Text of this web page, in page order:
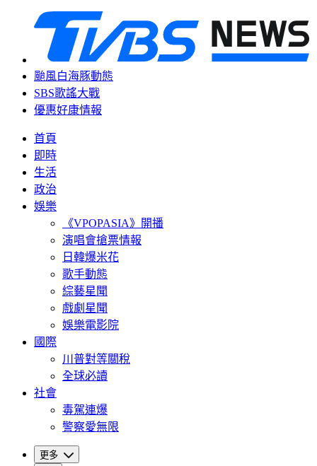
颱風白海豚動態
SBS歌謠大戰
優惠好康情報
首頁
即時
生活
政治
娛樂
《VPOPASIA》開播
演唱會搶票情報
日韓爆米花
歌手動態
綜藝星聞
戲劇星聞
娛樂電影院
國際
川普對等關稅
全球必讀
社會
毒駕連爆
警察愛無限
更多